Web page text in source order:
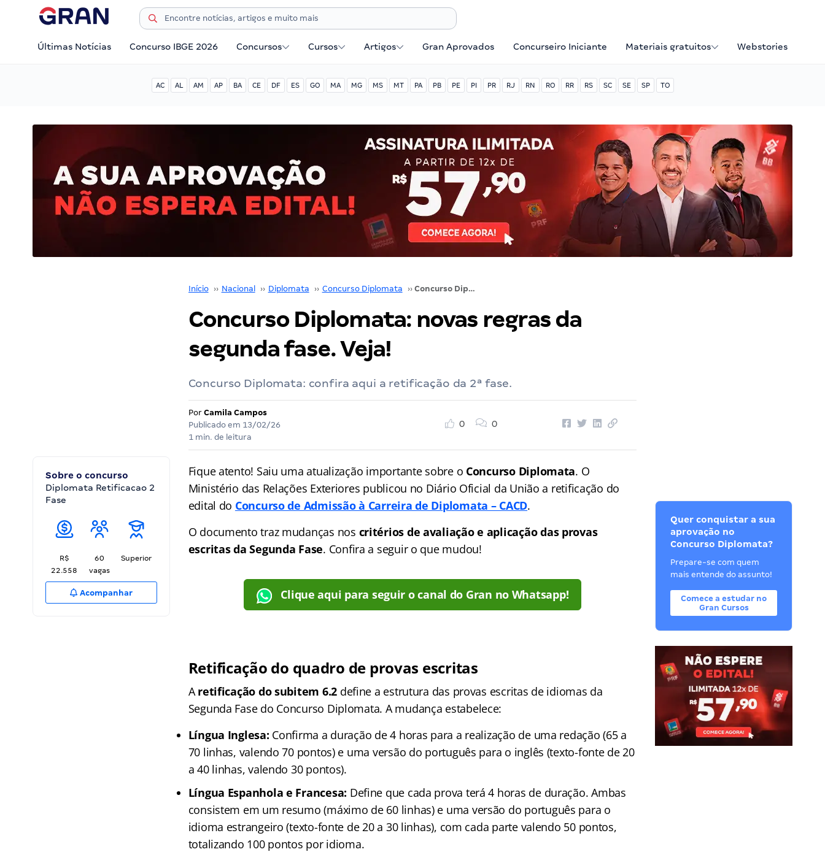
Últimas Notícias Concurso IBGE 2026 Concursos Cursos Artigos Gran Aprovados Concurseiro Iniciante Materiais gratuitos Webstories
AC AL AM AP BA CE DF ES GO MA MG MS MT PA PB PE PI PR RJ RN RO RR RS SC SE SP TO
Início ›› Nacional ›› Diplomata ›› Concurso Diplomata ›› Concurso Diplomata: novas regras da segunda fase. Veja!
Concurso Diplomata: novas regras da
segunda fase. Veja!
Concurso Diplomata: confira aqui a retificação da 2ª fase.
Por Camila Campos
Publicado em 13/02/26
1 min. de leitura
0 0
Sobre o concurso
Diplomata Retificacao 2
Fase
R$
22.558
60
vagas
Superior
Acompanhar
Fique atento! Saiu uma atualização importante sobre o Concurso Diplomata. O
Ministério das Relações Exteriores publicou no Diário Oficial da União a retificação do
edital do Concurso de Admissão à Carreira de Diplomata – CACD.
O documento traz mudanças nos critérios de avaliação e aplicação das provas
escritas da Segunda Fase. Confira a seguir o que mudou!
Clique aqui para seguir o canal do Gran no Whatsapp!
Retificação do quadro de provas escritas
A retificação do subitem 6.2 define a estrutura das provas escritas de idiomas da
Segunda Fase do Concurso Diplomata. A mudança estabelece:
Língua Inglesa: Confirma a duração de 4 horas para a realização de uma redação (65 a
70 linhas, valendo 70 pontos) e uma versão do português para o inglês (texto-fonte de 20
a 40 linhas, valendo 30 pontos).
Língua Espanhola e Francesa: Define que cada prova terá 4 horas de duração. Ambas
consistem em um resumo (máximo de 60 linhas) e uma versão do português para o
idioma estrangeiro (texto-fonte de 20 a 30 linhas), com cada parte valendo 50 pontos,
totalizando 100 pontos por idioma.
Quer conquistar a sua
aprovação no
Concurso Diplomata?
Prepare-se com quem
mais entende do assunto!
Comece a estudar no
Gran Cursos